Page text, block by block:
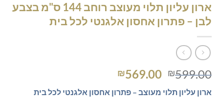
ארון עליון תלוי מעוצב רוחב 144 ס"מ בצבע
לבן – פתרון אחסון אלגנטי לכל בית
₪599.00
המחיר ₪569.00
ארון עליון תלוי מעוצב – פתרון אחסון אלגנטי לכל בית